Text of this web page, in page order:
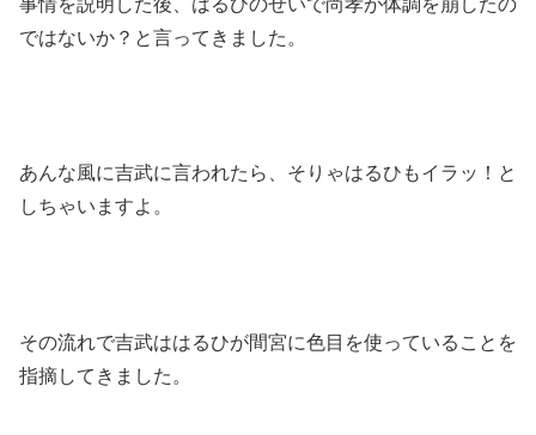
ではないか？と言ってきました。
あんな風に吉武に言われたら、そりゃはるひもイラッ！と
しちゃいますよ。
その流れで吉武ははるひが間宮に色目を使っていることを
指摘してきました。